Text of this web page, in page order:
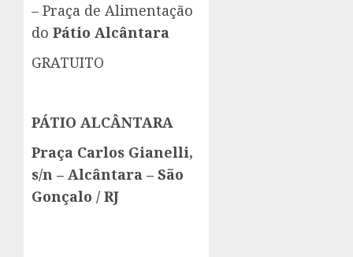
– Praça de Alimentação
do Pátio Alcântara
GRATUITO
PÁTIO ALCÂNTARA
Praça Carlos Gianelli,
s/n – Alcântara – São
Gonçalo / RJ